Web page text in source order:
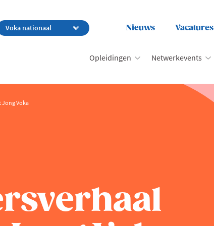
Nieuws Vacatures
Opleidingen Netwerkevents
Jong Voka